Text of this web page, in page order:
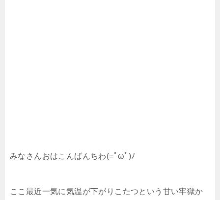
みなさんおはこんばんちわ(=ﾟωﾟ)ﾉ
ここ最近一気に気温が下がりこたつという甘い牢獄か